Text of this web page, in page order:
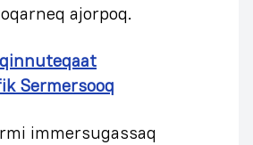
ajorpoq.
Sermersooq
immersugassaq